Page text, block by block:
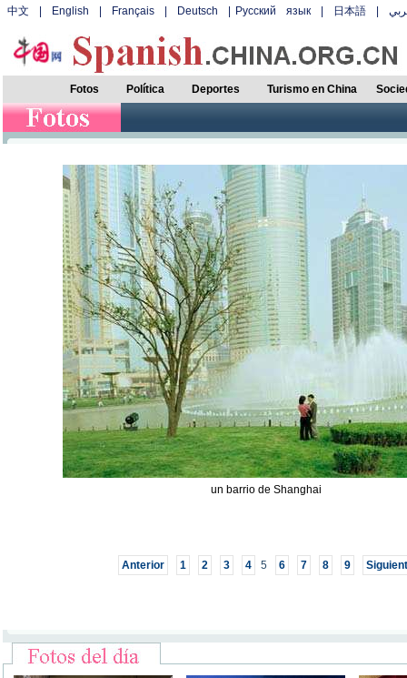
中文 English Français Deutsch Русский язык 日本語
Fotos Política Deportes Turismo en China
un barrio de Shanghai
Anterior 1 2 3 4 5 6 7 8 9